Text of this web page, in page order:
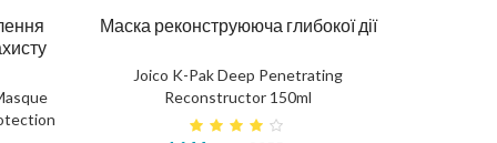
Олія для бороди 30ml
Маска реконструююча глибокої дії
Joico K-Pak Deep Penetrating
Reconstructor 150ml